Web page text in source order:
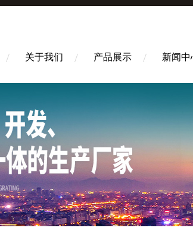
关于我们 产品展示 新闻中